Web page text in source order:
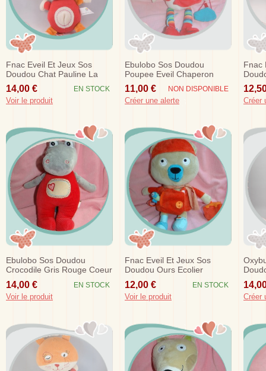
Fnac Eveil Et Jeux Sos
Doudou Chat Pauline La
Coquine Orange Corps
Rouge
14,00 € EN STOCK
Voir le produit
Ebulobo Sos Doudou
Poupee Eveil Chaperon
Rouge Sac Bleu
11,00 € NON DISPONIBLE
Créer une alerte
Fnac
Pat
Créer
Ebulobo Sos Doudou
Crocodile Gris Rouge Coeur
14,00 € EN STOCK
Voir le produit
Fnac Eveil Et Jeux Sos
Doudou Ours Ecolier
Cartable Poisson Manteau
Orange
12,00 € EN STOCK
Voir le produit
Robe
Créer